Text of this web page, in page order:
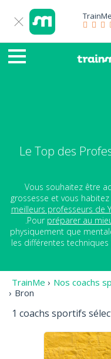
Le Top des
Vous souhaitez être
grossesse et vous
meilleurs professeurs de
.Pour préparer au
physiquement que
les différentes
TrainMe › Nos coachs
› Bron
1 coachs sportifs